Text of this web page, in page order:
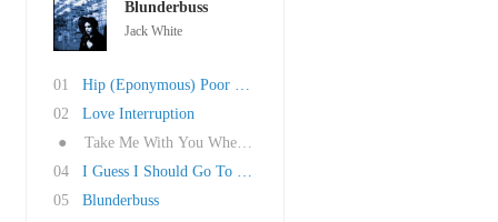
Blunderbuss
Jack White
01
Hip (Eponymous) Poor Boy
02
Love Interruption
●
Take Me With You When You Go
04
I Guess I Should Go To Sleep
05
Blunderbuss